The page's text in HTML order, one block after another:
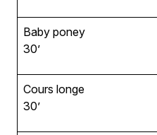
Baby poney
30’
Cours longe
30’